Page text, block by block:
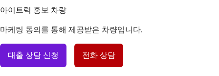
아이트럭 홍보 차량
마케팅 동의를 통해 제공받은 차량입니다.
대출 상담 신청 전화 상담